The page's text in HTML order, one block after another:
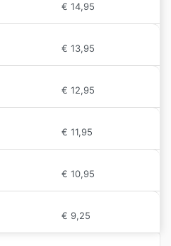
€ 14,95
€ 13,95
€ 12,95
€ 11,95
€ 10,95
€ 9,25